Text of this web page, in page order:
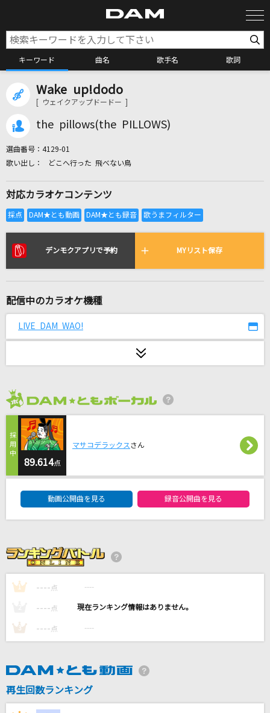
キーワード 曲名 歌手名 歌詞
カラオケ検索
カラオケ店舗検索
全国りれき
リアルタイムで歌われている曲の一覧
あなたへ
ギラギラ
松浦亜弥
栄光の架橋
NEO UNIVERSE
L'Arc-en-Ciel
海の声
浦島太郎(桐谷健太)
面影
Novelbright
僕が一番欲しかったもの
[生音]浪花節だよ人生は
細川たかし
Wake up!dodo
[ ウェイクアップドードー ]
the pillows(the PILLOWS)
選曲番号： 4129-01
どこへ行った 飛べない鳥
対応カラオケコンテンツ
デンモクアプリで予約 MYリスト保存
配信中のカラオケ機種
LIVE DAM WAO!
89.614点
マサコデラックス さん
動画公開曲を見る 録音公開曲を見る
1 ---- 点 ----
---- 点 ----
3 ---- 点 ----
再生回数ランキング